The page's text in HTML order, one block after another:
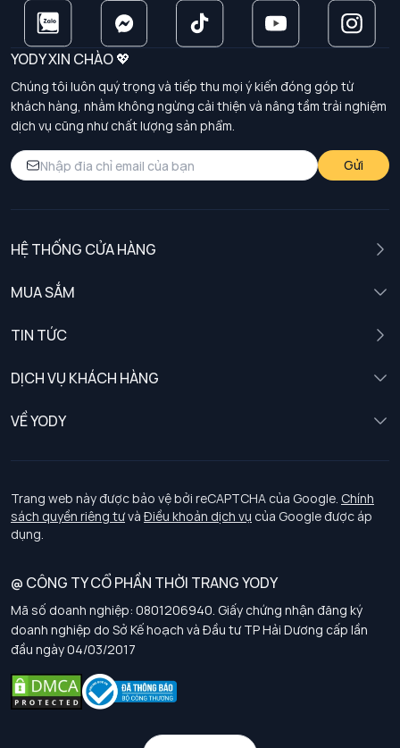
YODY XIN CHÀO 💖
Chúng tôi luôn quý trọng và tiếp thu mọi ý kiến đóng góp từ
khách hàng, nhằm không ngừng cải thiện và nâng tầm trải nghiệm
dịch vụ cũng như chất lượng sản phẩm.
Gửi
HỆ THỐNG CỬA HÀNG
MUA SẮM
TIN TỨC
DỊCH VỤ KHÁCH HÀNG
Chính sách khách hàng thân thiết
Chính sách bảo vệ dữ liệu cá nhân
Chính sách thanh toán, giao nhận
Chính sách chất lượng và an toàn sức khoẻ nghề nghiệp
Chính sách đơn đồng phục
Hướng dẫn chọn kích thước
VỀ YODY
Tuyển dụng
Trang web này được bảo vệ bởi reCAPTCHA của Google. Chính
sách quyền riêng tưvà Điều khoản dịch vụ của Google được áp
dụng.
@ CÔNG TY CỔ PHẦN THỜI TRANG YODY
Mã số doanh nghiệp: 0801206940. Giấy chứng nhận đăng ký
doanh nghiệp do Sở Kế hoạch và Đầu tư TP Hải Dương cấp lần
đầu ngày 04/03/2017